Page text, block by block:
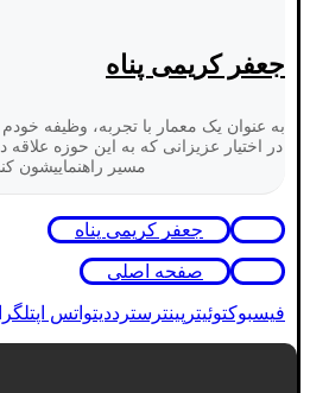
جعفر کریمی پناه
به عنوان یک معمار با تجربه، وظیفه خودم
در اختیار عزیزانی که به این حوزه علاقه
مسیر راهنماییشون
جعفر کریمی پناه
صفحه اصلی
فیسبوکتوئیتر پینترسترددیتواتس اپ